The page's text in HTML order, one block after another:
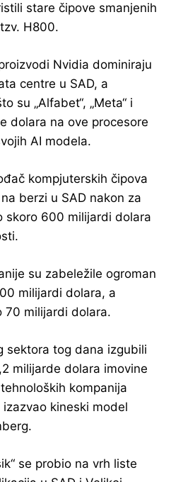
stare čipove smanjenih
H800.
Nvidia dominiraju
centre u SAD, a
su „Alfabet“, „Meta“ i
dolara na ove procesore
AI modela.
kompjuterskih čipova
berzi u SAD nakon za
skoro 600 milijardi dolara
su zabeležile ogroman
milijardi dolara, a
70 milijardi dolara.
sektora tog dana izgubili
milijarde dolara imovine
kompanija
kineski model
se probio na vrh liste